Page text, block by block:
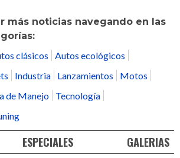
más noticias navegando en las
clásicos
Autos ecológicos
Industria Lanzamientos
Motos
de Manejo
Tecnología
ESPECIALES GALERIAS